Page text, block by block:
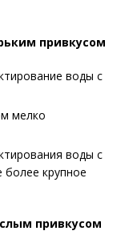
привкусом
воды с
мелко
воды с
крупное
привкусом